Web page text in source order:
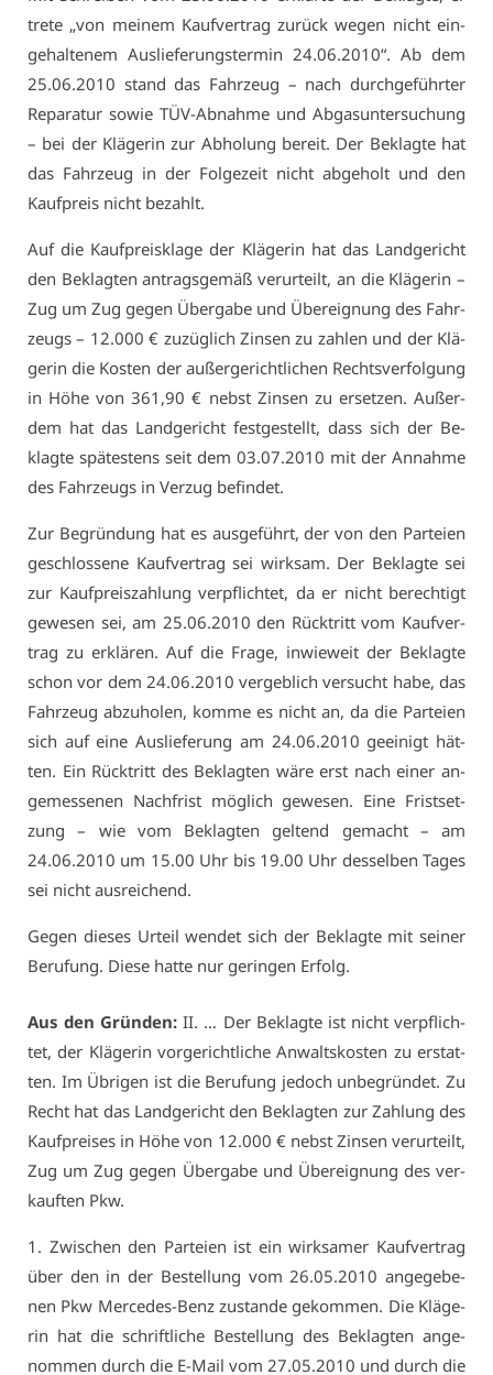
tre­te „von mei­nem Kauf­ver­trag zu­rück we­gen nicht ein­
ge­hal­te­nem Aus­lie­fe­rungs­ter­min 24.06.2010“. Ab dem
25.06.2010 stand das Fahr­zeug – nach durch­ge­führ­ter
Re­pa­ra­tur so­wie TÜV-Ab­nah­me und Ab­gas­un­ter­su­chung
– bei der Klä­ge­rin zur Ab­ho­lung be­reit. Der Be­klag­te hat
das Fahr­zeug in der Fol­ge­zeit nicht ab­ge­holt und den
Kauf­preis nicht be­zahlt.
Auf die Kauf­preis­kla­ge der Klä­ge­rin hat das Land­ge­richt
den Be­klag­ten an­trags­ge­mäß ver­ur­teilt, an die Klä­ge­rin –
Zug um Zug ge­gen Über­ga­be und Über­eig­nung des Fahr­
zeugs – 12.000 € zu­züg­lich Zin­sen zu zah­len und der Klä­
ge­rin die Kos­ten der au­ßer­ge­richt­li­chen Rechts­ver­fol­gung
in Hö­he von 361,90 € nebst Zin­sen zu er­set­zen. Au­ßer­
dem hat das Land­ge­richt fest­ge­stellt, dass sich der Be­
klag­te spä­tes­tens seit dem 03.07.2010 mit der An­nah­me
des Fahr­zeugs in Ver­zug be­fin­det.
Zur Be­grün­dung hat es aus­ge­führt, der von den Par­tei­en
ge­schlos­se­ne Kauf­ver­trag sei wirk­sam. Der Be­klag­te sei
zur Kauf­preis­zah­lung ver­pflich­tet, da er nicht be­rech­tigt
ge­we­sen sei, am 25.06.2010 den Rück­tritt vom Kauf­ver­
trag zu er­klä­ren. Auf die Fra­ge, in­wie­weit der Be­klag­te
schon vor dem 24.06.2010 ver­geb­lich ver­sucht ha­be, das
Fahr­zeug ab­zu­ho­len, kom­me es nicht an, da die Par­tei­en
sich auf ei­ne Aus­lie­fe­rung am 24.06.2010 ge­ei­nigt hät­
ten. Ein Rück­tritt des Be­klag­ten wä­re erst nach ei­ner an­
ge­mes­se­nen Nach­frist mög­lich ge­we­sen. Ei­ne Frist­set­
zung – wie vom Be­klag­ten gel­tend ge­macht – am
24.06.2010 um 15.00 Uhr bis 19.00 Uhr des­sel­ben Ta­ges
sei nicht aus­rei­chend.
Ge­gen die­ses Ur­teil wen­det sich der Be­klag­te mit sei­ner
Be­ru­fung. Die­se hat­te nur ge­rin­gen Er­folg.
Aus den Grün­den: II. … Der Be­klag­te ist nicht ver­pflich­
tet, der Klä­ge­rin vor­ge­richt­li­che An­walts­kos­ten zu er­stat­
ten. Im Üb­ri­gen ist die Be­ru­fung je­doch un­be­grün­det. Zu
Recht hat das Land­ge­richt den Be­klag­ten zur Zah­lung des
Kauf­prei­ses in Hö­he von 12.000 € nebst Zin­sen ver­ur­teilt,
Zug um Zug ge­gen Über­ga­be und Über­eig­nung des ver­
kauf­ten Pkw.
1. Zwi­schen den Par­tei­en ist ein wirk­sa­mer Kauf­ver­trag
über den in der Be­stel­lung vom 26.05.2010 an­ge­ge­be­
nen Pkw Mer­ce­des-Benz zu­stan­de ge­kom­men. Die Klä­ge­
rin hat die schrift­li­che Be­stel­lung des Be­klag­ten an­ge­
nom­men durch die E-Mail vom 27.05.2010 und durch die